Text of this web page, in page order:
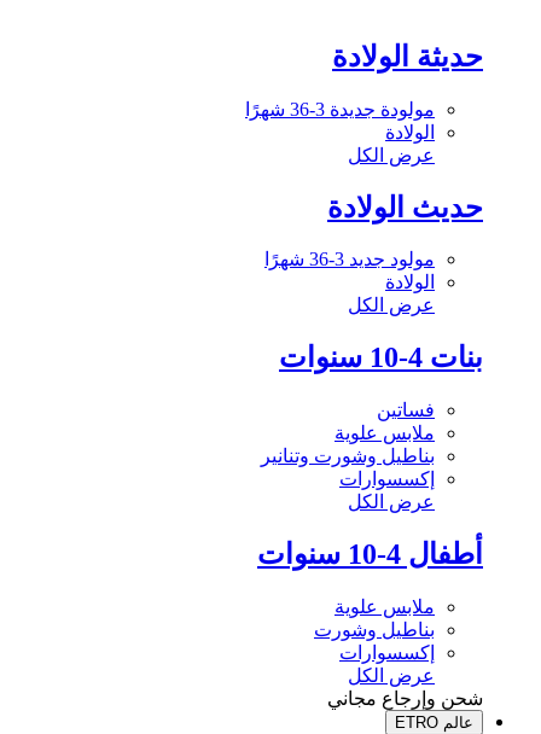
حديثة الولادة
مولودة جديدة 3-36 شهرًا
الولادة
عرض الكل
حديث الولادة
مولود جديد 3-36 شهرًا
الولادة
عرض الكل
بنات 4-10 سنوات
فساتين
ملابس علوية
بناطيل وشورت وتنانير
إكسسوارات
عرض الكل
أطفال 4-10 سنوات
ملابس علوية
بناطيل وشورت
إكسسوارات
عرض الكل
شحن وإرجاع مجاني
عالم ETRO